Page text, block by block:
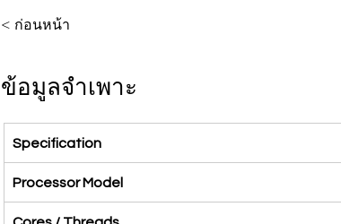
< ก่อนหน้า
ข้อมูลจำเพาะ
Specification
Processor Model